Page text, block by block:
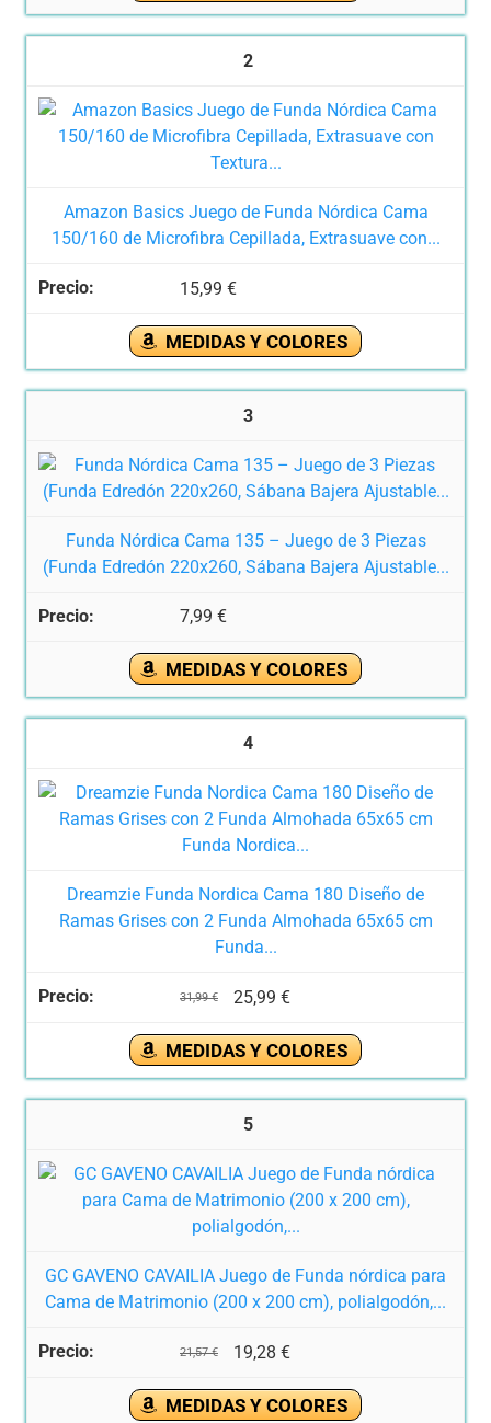
2
Amazon Basics Juego de Funda Nórdica Cama
150/160 de Microfibra Cepillada, Extrasuave con...
15,99 €
MEDIDAS Y COLORES
3
Funda Nórdica Cama 135 – Juego de 3 Piezas
(Funda Edredón 220x260, Sábana Bajera Ajustable...
7,99 €
MEDIDAS Y COLORES
4
Dreamzie Funda Nordica Cama 180 Diseño de
Ramas Grises con 2 Funda Almohada 65x65 cm
Funda...
31,99 € 25,99 €
MEDIDAS Y COLORES
5
GC GAVENO CAVAILIA Juego de Funda nórdica para
Cama de Matrimonio (200 x 200 cm), polialgodón,...
21,57 € 19,28 €
MEDIDAS Y COLORES